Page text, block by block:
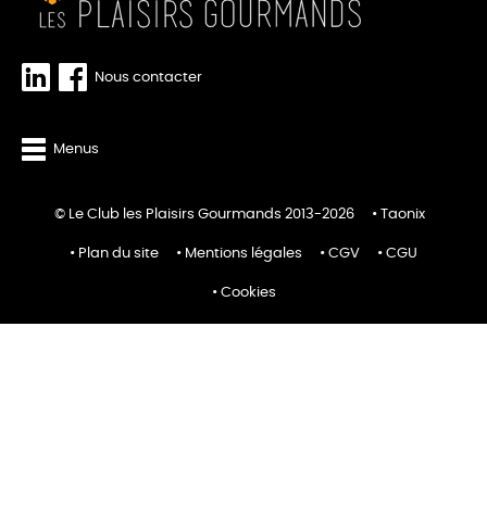
Nous contacter
Menus
© Le Club les Plaisirs Gourmands 2013-2026 Taonix
Plan du site Mentions légales CGV CGU
Cookies